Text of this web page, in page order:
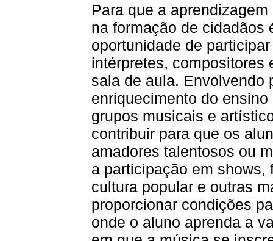
Para que a
na formação de cidadãos
oportunidade de
intérpretes, compositores
sala de aula. Envolvendo
enriquecimento do
grupos musicais e
contribuir para que os
amadores talentosos ou
a participação em
cultura popular e outras
proporcionar condições
onde o aluno aprenda a